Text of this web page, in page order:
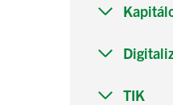
TIK